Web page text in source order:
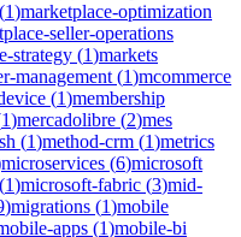
(1)marketplace-optimization
seller-operations
strategy (1)markets
management (1)mcommerce
(1)membership
1)mercadolibre (2)mes
(1)method-crm (1)metrics
microservices (6)microsoft
(1)microsoft-fabric (3)mid-
)migrations (1)mobile
apps (1)mobile-bi